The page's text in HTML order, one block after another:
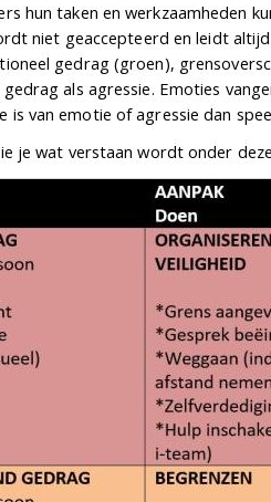
hun taken en werkzaamheden
niet geaccepteerd en leidt
gedrag (groen),
als agressie. Emoties
is van emotie of agressie dan
je wat verstaan wordt onder